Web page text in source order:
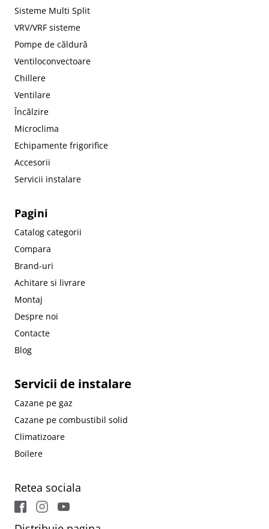
Sisteme Multi Split
VRV/VRF sisteme
Pompe de căldură
Ventiloconvectoare
Chillere
Ventilare
Încălzire
Microclima
Echipamente frigorifice
Accesorii
Servicii instalare
Pagini
Catalog categorii
Compara
Brand-uri
Achitare si livrare
Montaj
Despre noi
Contacte
Blog
Servicii de instalare
Cazane pe gaz
Cazane pe combustibil solid
Climatizoare
Boilere
Retea sociala